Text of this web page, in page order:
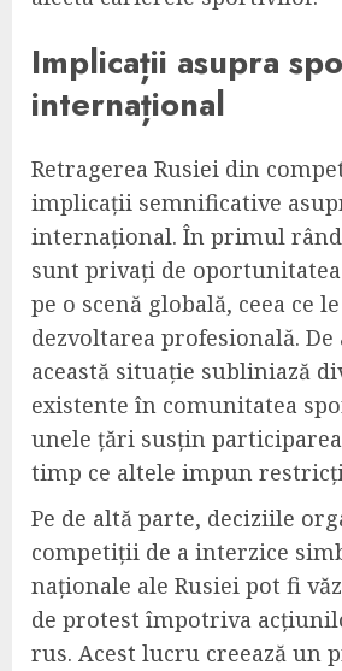
Implicații asupra
internațional
Retragerea Rusiei din
implicații semnificative
internațional. În primul
sunt privați de
pe o scenă globală, ceea ce
dezvoltarea profesională. De
această situație subliniază
existente în comunitatea
unele țări susțin
timp ce altele impun
Pe de altă parte, deciziile
competiții de a interzice
naționale ale Rusiei pot fi
de protest împotriva
rus. Acest lucru creează un